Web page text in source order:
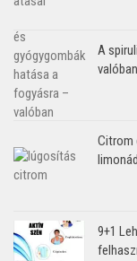
A
Citrom
9+1